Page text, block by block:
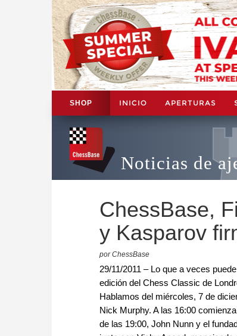
SHOP INICIO APERTURAS
Noticias de
ChessBase,
y Kasparov
por ChessBase
29/11/2011 – Lo que a veces
edición del Chess Classic de
Hablamos del miércoles, 7 de
Nick Murphy. A las 16:00
de las 19:00, John Nunn y el